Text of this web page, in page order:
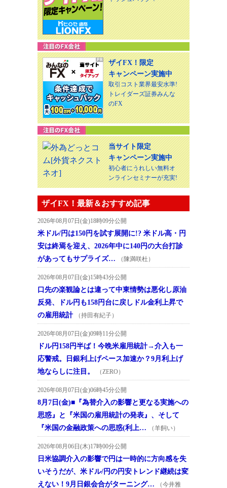
ザイFX！限定
キャンペーン実施中
取引コスト業界最安水準!
トレイダーズ証券みんな
のFX
当サイト限定
キャンペーン実施中
初心者にうれしい無料オ
ンラインセミナーが充実!
ザイFX！最新＆おすすめ記事
2026年08月07日(金)18時09分公開
米ドル/円は150円を試す展開に!? 米ドル高・円
安は終焉を迎え、2026年中に140円の大台打診
があってもサプライズ…
（陳満咲杜）
2026年08月07日(金)15時43分公開
口先の楽観論とは違って中東情勢は悪化し原油
反発、ドル円も158円台に戻しドル金利上昇で
の雇用統計
（持田有紀子）
2026年08月07日(金)09時11分公開
ドル円158円半ば！今晩米雇用統計→介入も一
応警戒。日銀利上げペース加速か？9月利上げ
地ならしに注目。
（ZERO）
2026年08月07日(金)06時45分公開
8月7日(金)■『為替介入の影響と更なる実施への
思惑』と『米国の雇用統計の発表』、そして
『米国の金融政策への思惑(利上…
（羊飼い）
2026年08月06日(木)17時00分公開
日米協調介入の影響で円は一時的に方向感を失
いそうだが、米ドル/円の円安トレンド継続は変
えない！9月日銀会合がターニング…
（今井雅